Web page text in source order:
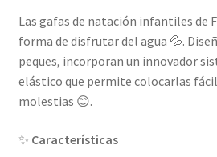
Las gafas de natación infantiles de
forma de disfrutar del agua 💦.
peques, incorporan un innovador
elástico que permite colocarlas
molestias 😊.
✨ Características